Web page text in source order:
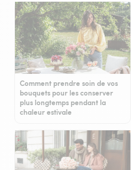
Comment prendre soin de vos
bouquets pour les conserver
plus longtemps pendant la
chaleur estivale